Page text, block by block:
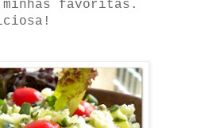
favoritas.